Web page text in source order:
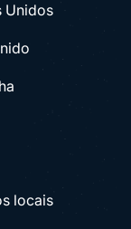
Unidos
locais